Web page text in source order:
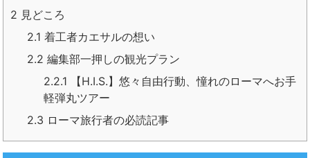
2 見どころ
2.1 着工者カエサルの想い
2.2 編集部一押しの観光プラン
2.2.1 【H.I.S.】悠々自由行動、憧れのローマへお手
軽弾丸ツアー
2.3 ローマ旅行者の必読記事